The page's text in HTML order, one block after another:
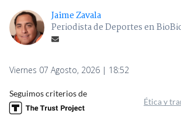
Jaime Zavala
Periodista de Deportes en
Viernes 07 Agosto, 2026 | 18:52
Seguimos criterios de
Ética y